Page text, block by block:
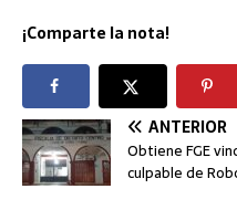
¡Comparte la nota!
ANTERIOR
Obtiene FGE
culpable de